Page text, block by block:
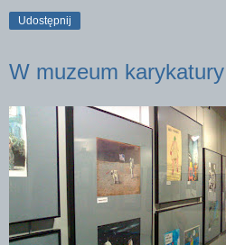
Udostępnij
W muzeum karykatury